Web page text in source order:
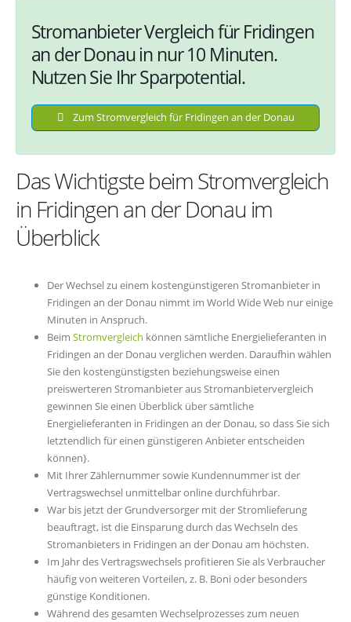
Stromanbieter Vergleich für Fridingen
an der Donau in nur 10 Minuten.
Nutzen Sie Ihr Sparpotential.
Zum Stromvergleich für Fridingen an der Donau
Das Wichtigste beim Stromvergleich
in Fridingen an der Donau im
Überblick
Der Wechsel zu einem kostengünstigeren Stromanbieter in
Fridingen an der Donau nimmt im World Wide Web nur einige
Minuten in Anspruch.
Beim Stromvergleich können sämtliche Energielieferanten in
Fridingen an der Donau verglichen werden. Daraufhin wählen
Sie den kostengünstigsten beziehungsweise einen
preiswerteren Stromanbieter aus Stromanbietervergleich
gewinnen Sie einen Überblick über sämtliche
Energielieferanten in Fridingen an der Donau, so dass Sie sich
letztendlich für einen günstigeren Anbieter entscheiden
können}.
Mit Ihrer Zählernummer sowie Kundennummer ist der
Vertragswechsel unmittelbar online durchführbar.
War bis jetzt der Grundversorger mit der Stromlieferung
beauftragt, ist die Einsparung durch das Wechseln des
Stromanbieters in Fridingen an der Donau am höchsten.
Im Jahr des Vertragswechsels profitieren Sie als Verbraucher
häufig von weiteren Vorteilen, z. B. Boni oder besonders
günstige Konditionen.
Während des gesamten Wechselprozesses zum neuen